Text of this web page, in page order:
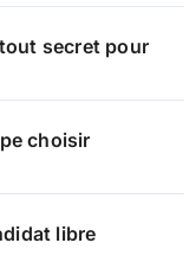
secret pour
choisir
libre